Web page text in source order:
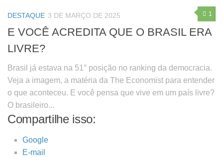
1
DESTAQUE 3 DE MARÇO DE 2025
E VOCÊ ACREDITA QUE O BRASIL ERA
LIVRE?
Brasil já estava na 51° posição no ranking da democracia.
Veja a imagem, a matéria da The Economist para entender
o que aconteceu. E você pensa que vive em um país livre?
O brasileiro...
Compartilhe isso:
Google
E-mail